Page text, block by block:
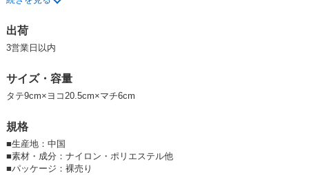
ファスナーは収納力たっぷりでザクザクいれるのに便利な仕様。
クッション入りの素材を使用しているため、モバイルバッテリーやケーブ
ルなどの電子機器の持ち歩きようケースにも使えます。
※ペンケース ラウンドジップ ボックス カラードのカラーは、
ト ・ ピンク・パープル ・ネイビー
【入学】【新学期】【2021新作】
出荷
3営業日以内
サイズ・容量
タテ9cm×ヨコ20.5cm×マチ6cm
規格
■生産地：中国
■素材・成分：ナイロン・ポリエステル他
■パッケージ：裸売り